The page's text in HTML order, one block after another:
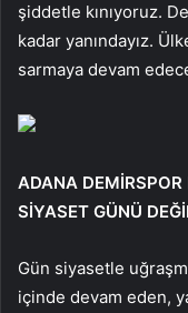
şiddetle kınıyoruz.
kadar yanındayız.
sarmaya devam
ADANA
SİYASET GÜNÜ
Gün siyasetle
içinde devam eden,